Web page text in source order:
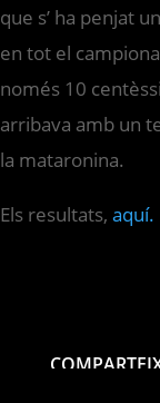
que s’ ha penjat
en tot el
només 10
arribava amb un
la mataronina.
Els resultats, aquí.